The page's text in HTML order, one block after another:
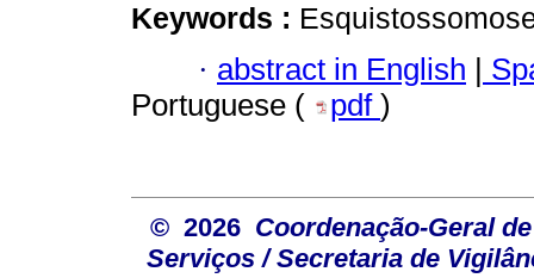
Keywords :
· abstract in English |
Portuguese (
pdf )
© 2026 Coordenação-Geral
Serviços / Secretaria de